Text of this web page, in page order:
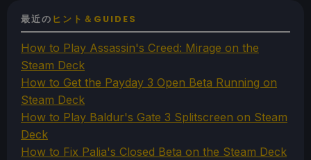
最近の ヒント＆GUIDES
How to Play Assassin's Creed: Mirage on the
Steam Deck
How to Get the Payday 3 Open Beta Running on
Steam Deck
How to Play Baldur's Gate 3 Splitscreen on Steam
Deck
How to Fix Palia's Closed Beta on the Steam Deck